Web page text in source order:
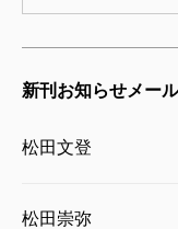
最初から最後まで
分の描きたいも
くる。これが観
新刊お知らせメール
松田文登
松田崇弥